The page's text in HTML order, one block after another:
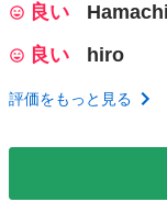
良い
良い
hiro
評価をもっと見る